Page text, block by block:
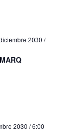
2030 /
2030 / 6:00